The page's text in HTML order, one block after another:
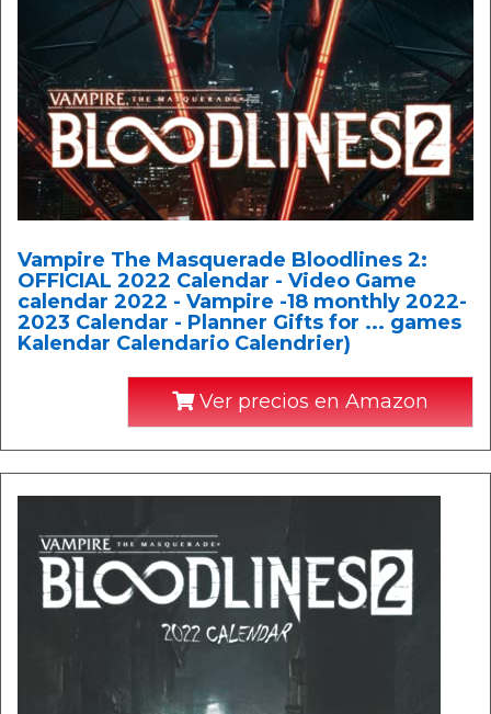
Vampire The Masquerade Bloodlines 2:
OFFICIAL 2022 Calendar - Video Game
calendar 2022 - Vampire -18 monthly 2022-
2023 Calendar - Planner Gifts for ... games
Kalendar Calendario Calendrier)
Ver precios en Amazon